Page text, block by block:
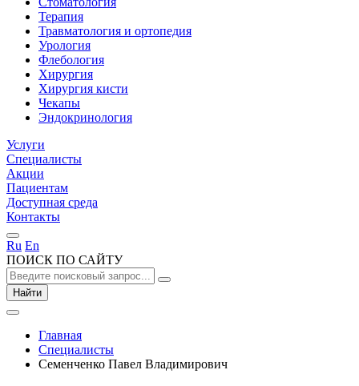
Терапия
Травматология и ортопедия
Урология
Флебология
Хирургия
Хирургия кисти
Чекапы
Эндокринология
Услуги
Специалисты
Акции
Пациентам
Доступная среда
Контакты
Ru En
ПОИСК ПО САЙТУ
Найти
Главная
Специалисты
Семенченко Павел Владимирович